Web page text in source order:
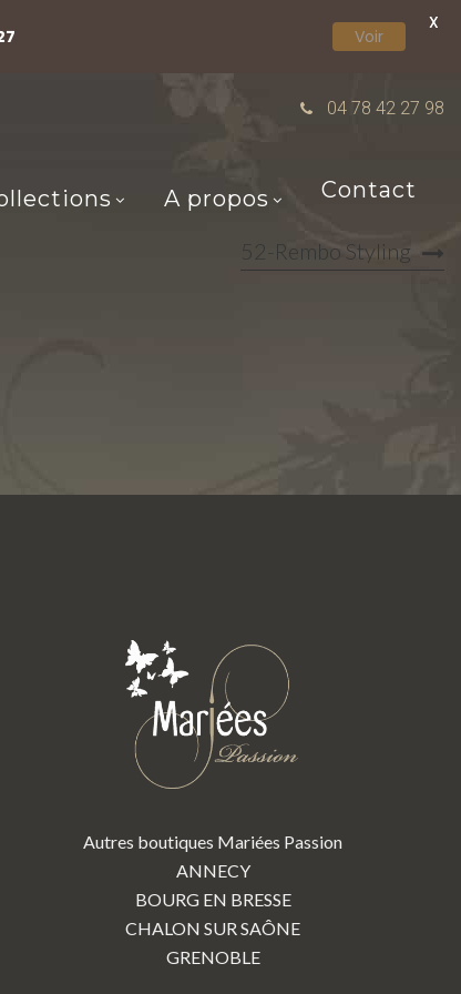
04 78 42 27 98
A propos Contact
52-Rembo Styling
Autres boutiques Mariées Passion
ANNECY
BOURG EN BRESSE
CHALON SUR SAÔNE
GRENOBLE
Voir
X